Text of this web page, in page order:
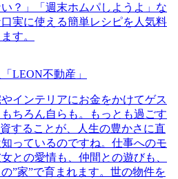
？」「週末ホムパしようよ」な
実に使える簡単レシピを人気料
す。
LEON不動産」
インテリアにお金をかけてゲス
ちろん自らも。もっとも過ごす
することが、人生の豊かさに直
っているのですね。仕事へのモ
との愛情も、仲間との遊びも、
”家”で育まれます。世の物件を